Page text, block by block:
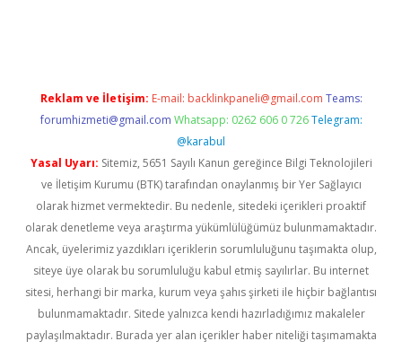
Reklam ve İletişim: E-mail: backlinkpaneli@gmail.com Teams:
forumhizmeti@gmail.com Whatsapp: 0262 606 0 726 Telegram:
@karabul
Yasal Uyarı: Sitemiz, 5651 Sayılı Kanun gereğince Bilgi Teknolojileri
ve İletişim Kurumu (BTK) tarafından onaylanmış bir Yer Sağlayıcı
olarak hizmet vermektedir. Bu nedenle, sitedeki içerikleri proaktif
olarak denetleme veya araştırma yükümlülüğümüz bulunmamaktadır.
Ancak, üyelerimiz yazdıkları içeriklerin sorumluluğunu taşımakta olup,
siteye üye olarak bu sorumluluğu kabul etmiş sayılırlar. Bu internet
sitesi, herhangi bir marka, kurum veya şahıs şirketi ile hiçbir bağlantısı
bulunmamaktadır. Sitede yalnızca kendi hazırladığımız makaleler
paylaşılmaktadır. Burada yer alan içerikler haber niteliği taşımamakta